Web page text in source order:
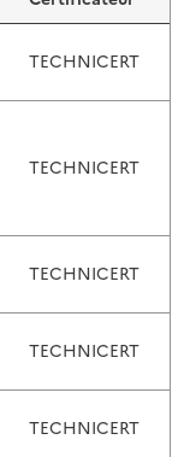
TECHNICERT
TECHNICERT
TECHNICERT
TECHNICERT
TECHNICERT